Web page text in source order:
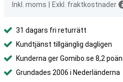
Inkl. moms
Exkl. fraktkostnader
31 dagars fri returrätt
Kundtjänst tillgänglig dagligen
Kunderna ger Gomibo.se 8,2
Grundades 2006 i Nederländerna